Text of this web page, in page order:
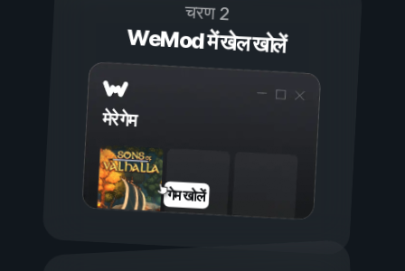
चरण 2
WeMod में खेल खोलें
मेरे गेम
गेम खोलें